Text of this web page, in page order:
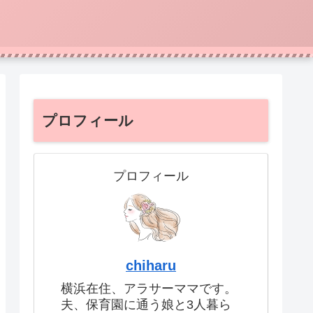
プロフィール
プロフィール
chiharu
横浜在住、アラサーママです。
夫、保育園に通う娘と3人暮ら